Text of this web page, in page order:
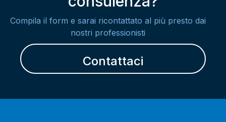
Compila il form e sarai ricontattato al più presto dai
nostri professionisti
Contattaci